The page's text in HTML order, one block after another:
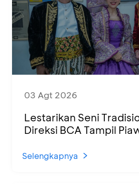
03 Agt 2026
Lestarikan Seni
Direksi BCA Tampil
Selengkapnya